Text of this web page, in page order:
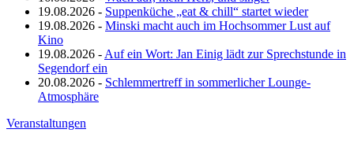
19.08.2026 - Suppenküche „eat & chill“ startet wieder
19.08.2026 - Minski macht auch im Hochsommer Lust auf
Kino
19.08.2026 - Auf ein Wort: Jan Einig lädt zur Sprechstunde in
Segendorf ein
20.08.2026 - Schlemmertreff in sommerlicher Lounge-
Atmosphäre
Veranstaltungen